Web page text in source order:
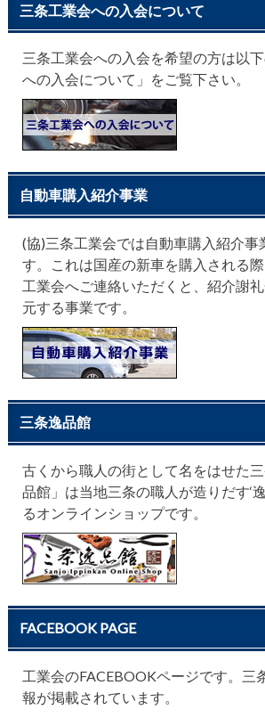
三条工業会への入会について
三条工業会への入会を希望の方は以
への入会について」をご覧下さい。
自動車購入紹介事業
(協)三条工業会では自動車購入紹介事
す。これは国産の新車を購入される
工業会へご連絡いただくと、紹介謝
元する事業です。
三条逸品館
古くから職人の街として名をはせた
品館」は当地三条の職人が造りだす‘
るオンラインショップです。
FACEBOOK PAGE
工業会のFACEBOOKページです。三
報が掲載されています。